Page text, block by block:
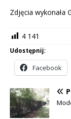
Zdjęcia wykonała
4 141
Udostępnij:
Facebook